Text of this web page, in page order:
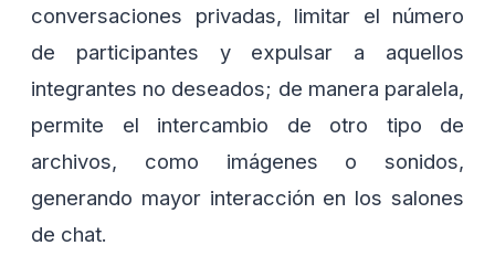
conversaciones privadas, limitar el número
de participantes y expulsar a aquellos
integrantes no deseados; de manera paralela,
permite el intercambio de otro tipo de
archivos, como imágenes o sonidos,
generando mayor interacción en los salones
de chat.